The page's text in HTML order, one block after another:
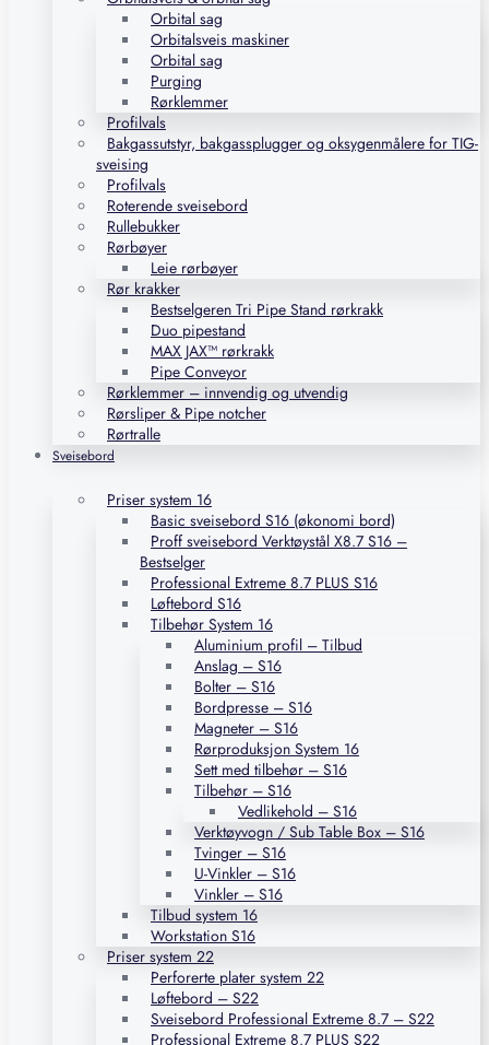
Orbital sag
Orbitalsveis maskiner
Orbital sag
Purging
Rørklemmer
Profilvals
Bakgassutstyr, bakgassplugger og oksygenmålere for TIG-
sveising
Profilvals
Roterende sveisebord
Rullebukker
Rørbøyer
Leie rørbøyer
Rør krakker
Bestselgeren Tri Pipe Stand rørkrakk
Duo pipestand
MAX JAX™ rørkrakk
Pipe Conveyor
Rørklemmer – innvendig og utvendig
Rørsliper & Pipe notcher
Rørtralle
Sveisebord
Priser system 16
Basic sveisebord S16 (økonomi bord)
Proff sveisebord Verktøystål X8.7 S16 –
Bestselger
Professional Extreme 8.7 PLUS S16
Løftebord S16
Tilbehør System 16
Aluminium profil – Tilbud
Anslag – S16
Bolter – S16
Bordpresse – S16
Magneter – S16
Rørproduksjon System 16
Sett med tilbehør – S16
Tilbehør – S16
Vedlikehold – S16
Verktøyvogn / Sub Table Box – S16
Tvinger – S16
U-Vinkler – S16
Vinkler – S16
Tilbud system 16
Workstation S16
Priser system 22
Perforerte plater system 22
Løftebord – S22
Sveisebord Professional Extreme 8.7 – S22
Professional Extreme 8.7 PLUS S22